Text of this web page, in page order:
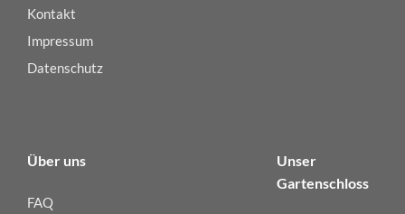
Kontakt
Impressum
Datenschutz
Über uns
FAQ
Unser
Gartenschloss